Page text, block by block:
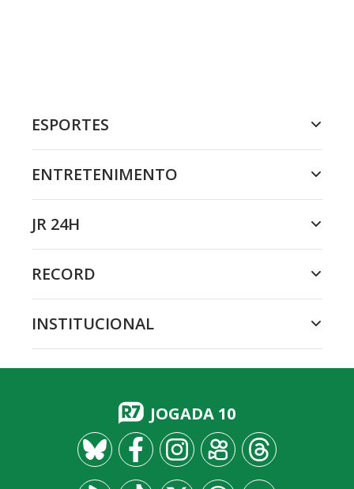
ESPORTES
ENTRETENIMENTO
JR 24H
RECORD
INSTITUCIONAL
JOGADA 10